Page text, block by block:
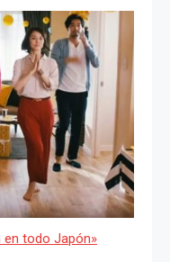
en todo Japón»